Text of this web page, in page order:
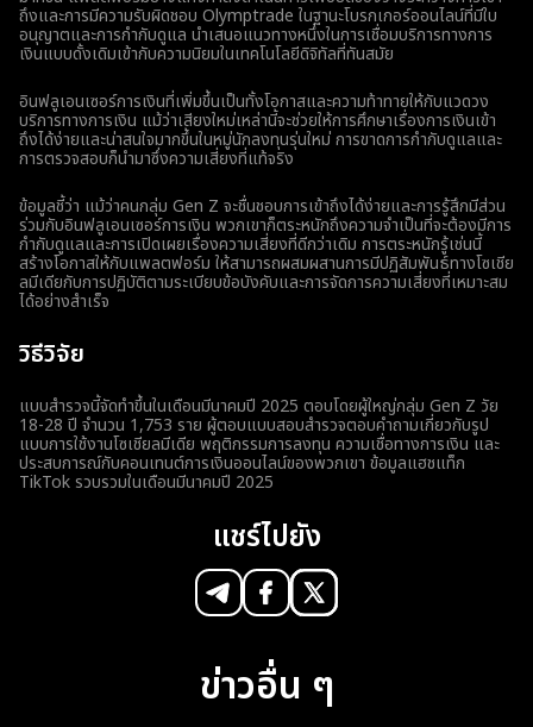
ถึงและการมีความรับผิดชอบ Olymptrade ในฐานะโบรกเกอร์ออนไลน์ที่มีใบ
อนุญาตและการกำกับดูแล นำเสนอแนวทางหนึ่งในการเชื่อมบริการทางการ
เงินแบบดั้งเดิมเข้ากับความนิยมในเทคโนโลยีดิจิทัลที่ทันสมัย
อินฟลูเอนเซอร์การเงินที่เพิ่มขึ้นเป็นทั้งโอกาสและความท้าทายให้กับแวดวง
บริการทางการเงิน แม้ว่าเสียงใหม่เหล่านี้จะช่วยให้การศึกษาเรื่องการเงินเข้า
ถึงได้ง่ายและน่าสนใจมากขึ้นในหมู่นักลงทุนรุ่นใหม่ การขาดการกำกับดูแลและ
การตรวจสอบก็นำมาซึ่งความเสี่ยงที่แท้จริง
ข้อมูลชี้ว่า แม้ว่าคนกลุ่ม Gen Z จะชื่นชอบการเข้าถึงได้ง่ายและการรู้สึกมีส่วน
ร่วมกับอินฟลูเอนเซอร์การเงิน พวกเขาก็ตระหนักถึงความจำเป็นที่จะต้องมีการ
กำกับดูแลและการเปิดเผยเรื่องความเสี่ยงที่ดีกว่าเดิม การตระหนักรู้เช่นนี้
สร้างโอกาสให้กับแพลตฟอร์ม ให้สามารถผสมผสานการมีปฏิสัมพันธ์ทางโซเชีย
ลมีเดียกับการปฏิบัติตามระเบียบข้อบังคับและการจัดการความเสี่ยงที่เหมาะสม
ได้อย่างสำเร็จ
วิธีวิจัย
แบบสำรวจนี้จัดทำขึ้นในเดือนมีนาคมปี 2025 ตอบโดยผู้ใหญ่กลุ่ม Gen Z วัย
18-28 ปี จำนวน 1,753 ราย ผู้ตอบแบบสอบสำรวจตอบคำถามเกี่ยวกับรูป
แบบการใช้งานโซเชียลมีเดีย พฤติกรรมการลงทุน ความเชื่อทางการเงิน และ
ประสบการณ์กับคอนเทนต์การเงินออนไลน์ของพวกเขา ข้อมูลแฮชแท็ก
TikTok รวบรวมในเดือนมีนาคมปี 2025
แชร์ไปยัง
ข่าวอื่น ๆ